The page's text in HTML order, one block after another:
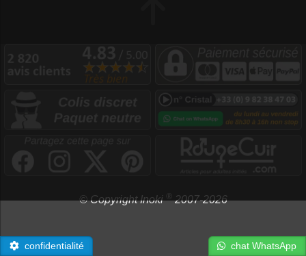
© Copyright Inoki ®2007-2026
confidentialité chat WhatsApp